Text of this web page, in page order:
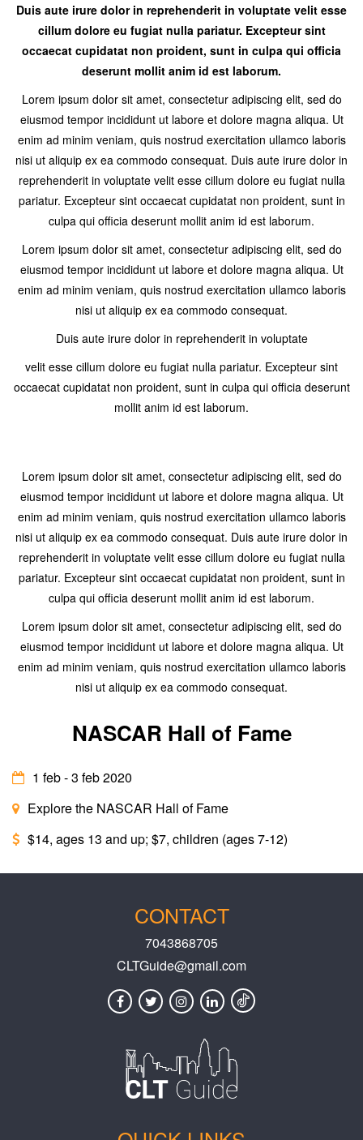
Duis aute irure dolor in reprehenderit in voluptate velit esse
cillum dolore eu fugiat nulla pariatur. Excepteur sint
occaecat cupidatat non proident, sunt in culpa qui officia
deserunt mollit anim id est laborum.
Lorem ipsum dolor sit amet, consectetur adipiscing elit, sed do
eiusmod tempor incididunt ut labore et dolore magna aliqua. Ut
enim ad minim veniam, quis nostrud exercitation ullamco laboris
nisi ut aliquip ex ea commodo consequat. Duis aute irure dolor in
reprehenderit in voluptate velit esse cillum dolore eu fugiat nulla
pariatur. Excepteur sint occaecat cupidatat non proident, sunt in
culpa qui officia deserunt mollit anim id est laborum.
Lorem ipsum dolor sit amet, consectetur adipiscing elit, sed do
eiusmod tempor incididunt ut labore et dolore magna aliqua. Ut
enim ad minim veniam, quis nostrud exercitation ullamco laboris
nisi ut aliquip ex ea commodo consequat.
Duis aute irure dolor in reprehenderit in voluptate
velit esse cillum dolore eu fugiat nulla pariatur. Excepteur sint
occaecat cupidatat non proident, sunt in culpa qui officia deserunt
mollit anim id est laborum.
Lorem ipsum dolor sit amet, consectetur adipiscing elit, sed do
eiusmod tempor incididunt ut labore et dolore magna aliqua. Ut
enim ad minim veniam, quis nostrud exercitation ullamco laboris
nisi ut aliquip ex ea commodo consequat. Duis aute irure dolor in
reprehenderit in voluptate velit esse cillum dolore eu fugiat nulla
pariatur. Excepteur sint occaecat cupidatat non proident, sunt in
culpa qui officia deserunt mollit anim id est laborum.
Lorem ipsum dolor sit amet, consectetur adipiscing elit, sed do
eiusmod tempor incididunt ut labore et dolore magna aliqua. Ut
enim ad minim veniam, quis nostrud exercitation ullamco laboris
nisi ut aliquip ex ea commodo consequat.
NASCAR Hall of Fame
1 feb - 3 feb 2020
Explore the NASCAR Hall of Fame
$14, ages 13 and up; $7, children (ages 7-12)
CONTACT
7043868705
CLTGuide@gmail.com